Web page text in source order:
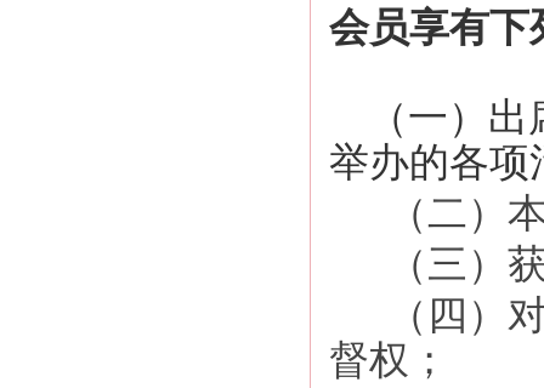
会员享有下
（一）出
举办的各项
（二）
（三）
（四）
督权；